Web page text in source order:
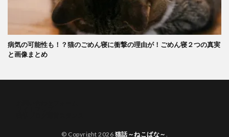
病気の可能性も！？猫のごめん寝に衝撃の理由が！ごめん寝２つの真実
と画像まとめ
© Copyright 2026 猫話～ねこばな～ .